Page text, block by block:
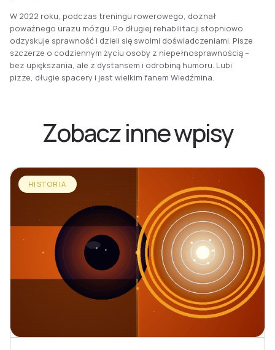
W 2022 roku, podczas treningu rowerowego, doznał
poważnego urazu mózgu. Po długiej rehabilitacji stopniowo
odzyskuje sprawność i dzieli się swoimi doświadczeniami. Pisze
szczerze o codziennym życiu osoby z niepełnosprawnością –
bez upiększania, ale z dystansem i odrobiną humoru. Lubi
pizze, długie spacery i jest wielkim fanem Wiedźmina.
Zobacz inne wpisy
HISTORIA